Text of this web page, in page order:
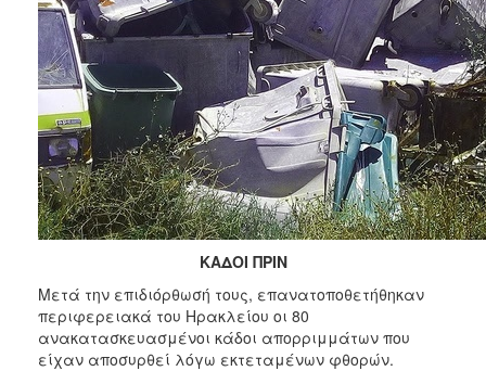
ΚΑΔΟΙ ΠΡΙΝ
Μετά την επιδιόρθωσή τους, επανατοποθετήθηκαν
περιφερειακά του Ηρακλείου οι 80
ανακατασκευασμένοι κάδοι απορριμμάτων που
είχαν αποσυρθεί λόγω εκτεταμένων φθορών.